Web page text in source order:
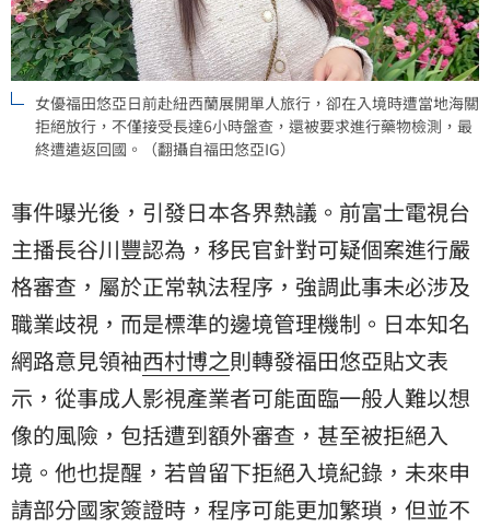
女優福田悠亞日前赴紐西蘭展開單人旅行，卻在入境時遭當地海關
拒絕放行，不僅接受長達6小時盤查，還被要求進行藥物檢測，最
終遭遣返回國。（翻攝自福田悠亞IG）
事件曝光後，引發日本各界熱議。前富士電視台
主播長谷川豐認為，移民官針對可疑個案進行嚴
格審查，屬於正常執法程序，強調此事未必涉及
職業歧視，而是標準的邊境管理機制。日本知名
網路意見領袖西村博之則轉發福田悠亞貼文表
示，從事成人影視產業者可能面臨一般人難以想
像的風險，包括遭到額外審查，甚至被拒絕入
境。他也提醒，若曾留下拒絕入境紀錄，未來申
請部分國家簽證時，程序可能更加繁瑣，但並不